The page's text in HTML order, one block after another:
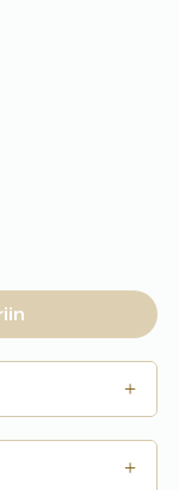
+
+